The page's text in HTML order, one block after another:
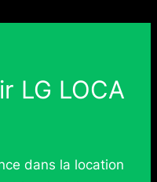
LG LOCA
dans la location